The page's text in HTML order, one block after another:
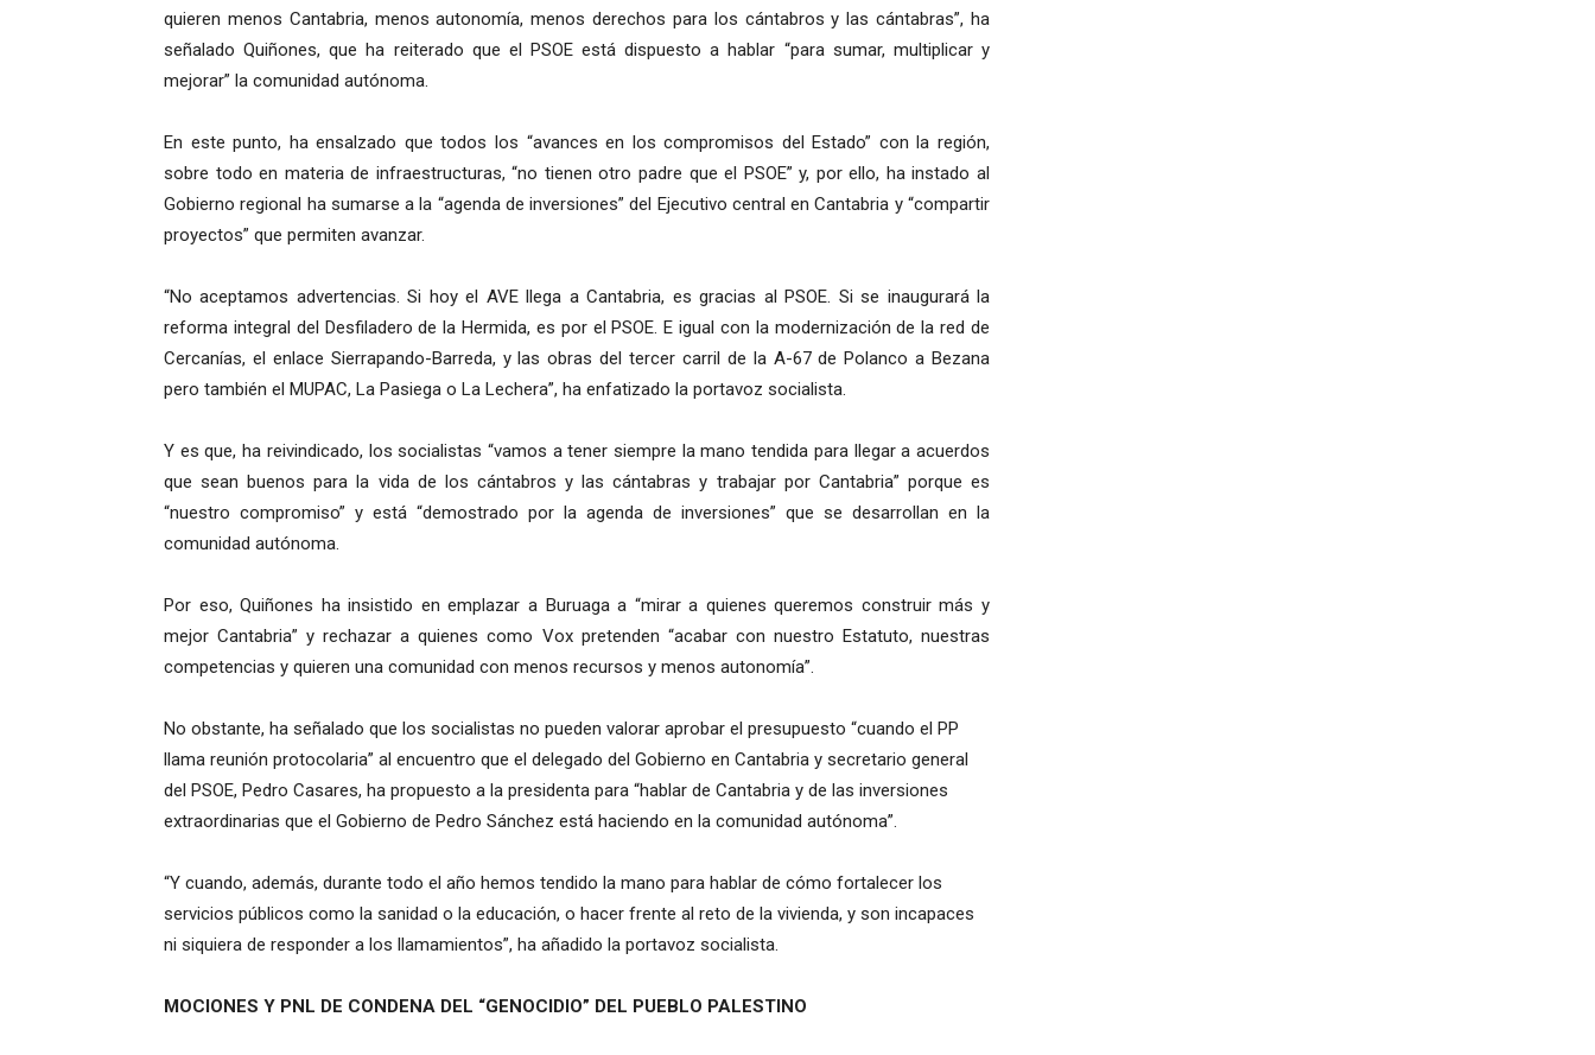
quieren menos Cantabria, menos autonomía, menos derechos para los cántabros y las cántabras”, ha
señalado Quiñones, que ha reiterado que el PSOE está dispuesto a hablar “para sumar, multiplicar y
mejorar” la comunidad autónoma.
En este punto, ha ensalzado que todos los “avances en los compromisos del Estado” con la región,
sobre todo en materia de infraestructuras, “no tienen otro padre que el PSOE” y, por ello, ha instado al
Gobierno regional ha sumarse a la “agenda de inversiones” del Ejecutivo central en Cantabria y “compartir
proyectos” que permiten avanzar.
“No aceptamos advertencias. Si hoy el AVE llega a Cantabria, es gracias al PSOE. Si se inaugurará la
reforma integral del Desfiladero de la Hermida, es por el PSOE. E igual con la modernización de la red de
Cercanías, el enlace Sierrapando-Barreda, y las obras del tercer carril de la A-67 de Polanco a Bezana
pero también el MUPAC, La Pasiega o La Lechera”, ha enfatizado la portavoz socialista.
Y es que, ha reivindicado, los socialistas “vamos a tener siempre la mano tendida para llegar a acuerdos
que sean buenos para la vida de los cántabros y las cántabras y trabajar por Cantabria” porque es
“nuestro compromiso” y está “demostrado por la agenda de inversiones” que se desarrollan en la
comunidad autónoma.
Por eso, Quiñones ha insistido en emplazar a Buruaga a “mirar a quienes queremos construir más y
mejor Cantabria” y rechazar a quienes como Vox pretenden “acabar con nuestro Estatuto, nuestras
competencias y quieren una comunidad con menos recursos y menos autonomía”.
No obstante, ha señalado que los socialistas no pueden valorar aprobar el presupuesto “cuando el PP
llama reunión protocolaria” al encuentro que el delegado del Gobierno en Cantabria y secretario general
del PSOE, Pedro Casares, ha propuesto a la presidenta para “hablar de Cantabria y de las inversiones
extraordinarias que el Gobierno de Pedro Sánchez está haciendo en la comunidad autónoma”.
“Y cuando, además, durante todo el año hemos tendido la mano para hablar de cómo fortalecer los
servicios públicos como la sanidad o la educación, o hacer frente al reto de la vivienda, y son incapaces
ni siquiera de responder a los llamamientos”, ha añadido la portavoz socialista.
MOCIONES Y PNL DE CONDENA DEL “GENOCIDIO” DEL PUEBLO PALESTINO